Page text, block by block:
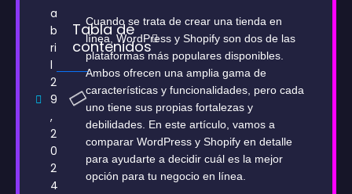
a
b
ri
l
2
9
,
2
0
2
4
Tabla de
contenidos
Cuando se trata de crear una tienda en
línea, WordPress y Shopify son dos de las
plataformas más populares disponibles.
Ambos ofrecen una amplia gama de
características y funcionalidades, pero cada
uno tiene sus propias fortalezas y
debilidades. En este artículo, vamos a
comparar WordPress y Shopify en detalle
para ayudarte a decidir cuál es la mejor
opción para tu negocio en línea.